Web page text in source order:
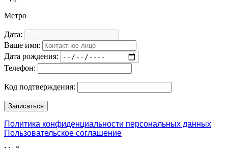
Метро
Дата:
Ваше имя:
Дата рождения:
Телефон:
Код подтверждения:
Политика конфиденциальности персональных данных
Пользовательское соглашение